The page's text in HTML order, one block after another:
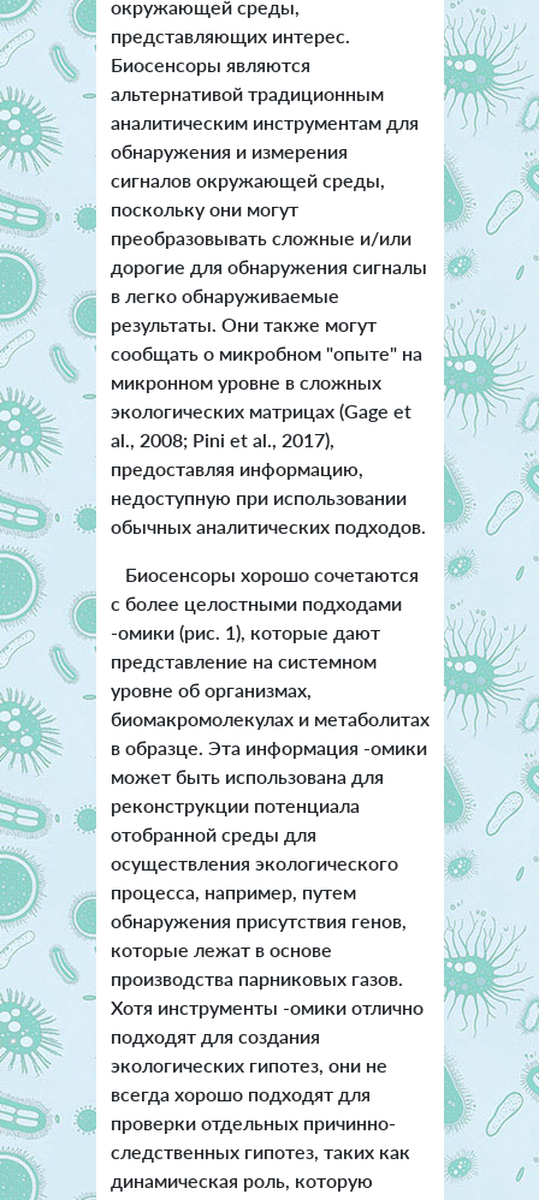
окружающей среды,
представляющих интерес.
Биосенсоры являются
альтернативой традиционным
аналитическим инструментам для
обнаружения и измерения
сигналов окружающей среды,
поскольку они могут
преобразовывать сложные и/или
дорогие для обнаружения сигналы
в легко обнаруживаемые
результаты. Они также могут
сообщать о микробном "опыте" на
микронном уровне в сложных
экологических матрицах (Gage et
al., 2008; Pini et al., 2017),
предоставляя информацию,
недоступную при использовании
обычных аналитических подходов.
Биосенсоры хорошо сочетаются
с более целостными подходами
-омики (рис. 1), которые дают
представление на системном
уровне об организмах,
биомакромолекулах и метаболитах
в образце. Эта информация -омики
может быть использована для
реконструкции потенциала
отобранной среды для
осуществления экологического
процесса, например, путем
обнаружения присутствия генов,
которые лежат в основе
производства парниковых газов.
Хотя инструменты -омики отлично
подходят для создания
экологических гипотез, они не
всегда хорошо подходят для
проверки отдельных причинно-
следственных гипотез, таких как
динамическая роль, которую